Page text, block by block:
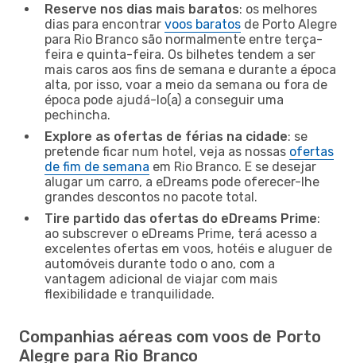
Reserve nos dias mais baratos: os melhores
dias para encontrar voos baratos de Porto Alegre
para Rio Branco são normalmente entre terça-
feira e quinta-feira. Os bilhetes tendem a ser
mais caros aos fins de semana e durante a época
alta, por isso, voar a meio da semana ou fora de
época pode ajudá-lo(a) a conseguir uma
pechincha.
Explore as ofertas de férias na cidade: se
pretende ficar num hotel, veja as nossas ofertas
de fim de semana em Rio Branco. E se desejar
alugar um carro, a eDreams pode oferecer-lhe
grandes descontos no pacote total.
Tire partido das ofertas do eDreams Prime:
ao subscrever o eDreams Prime, terá acesso a
excelentes ofertas em voos, hotéis e aluguer de
automóveis durante todo o ano, com a
vantagem adicional de viajar com mais
flexibilidade e tranquilidade.
Companhias aéreas com voos de Porto
Alegre para Rio Branco